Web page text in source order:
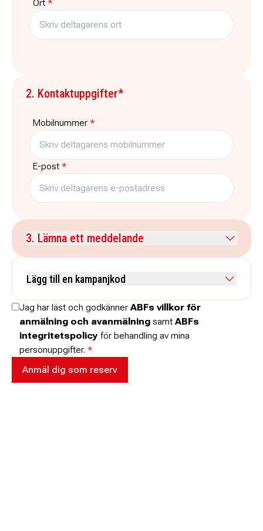
Ort *
2. Kontaktuppgifter*
Mobilnummer *
E-post *
3. Lämna ett meddelande
Lägg till en kampanjkod
Skriv koden utan mellanslag och skriv stora och små bokstäver när
de anges.
Jag har läst och godkänner ABFs villkor för
anmälning och avanmälning samt ABFs
integritetspolicy för behandling av mina
personuppgifter. *